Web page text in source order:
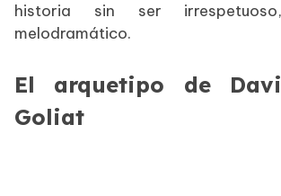
historia sin ser
melodramático.
El arquetipo de
Goliat